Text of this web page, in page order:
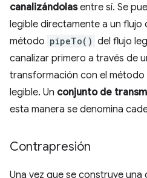
canalizándolasentre sí. Se
legible directamente a un flujo
método pipeTo() del flujo
canalizar primero a través de
transformación con el método
legible. Un conjunto de
esta manera se denomina
Contrapresión
Una vez que se construye